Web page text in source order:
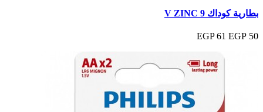
بطارية كوداك 9 V ZINC
50 EGP
61 EGP